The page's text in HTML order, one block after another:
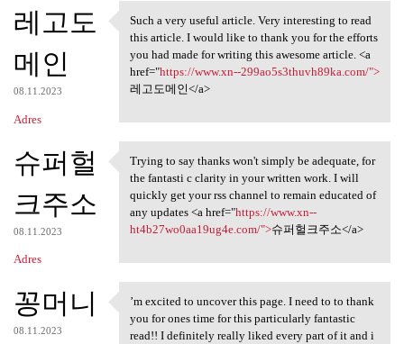
레고도
메인
08.11.2023
Adres
Such a very useful article.
Such a very useful article. Very interesting to read
this article. I would like to thank you for the efforts
you had made for writing this awesome article. <a
href="https://www.xn--299ao5s3thuvh89ka.com/">
레고도메인</a>
슈퍼헐
크주소
08.11.2023
Adres
Trying to say thanks won't
Trying to say thanks won't simply be adequate, for
the fantasti c clarity in your written work. I will
quickly get your rss channel to remain educated of
any updates <a href="https://www.xn--
ht4b27wo0aa19ug4e.com/">슈퍼헐크주소</a>
꽁머니
08.11.2023
’m excited to uncover this
’m excited to uncover this page. I need to to thank
you for ones time for this particularly fantastic
read!! I definitely really liked every part of it and i